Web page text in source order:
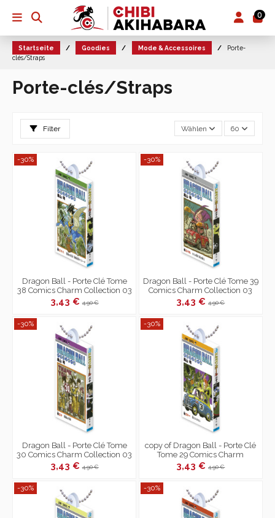
0
Startseite Goodies Mode & Accessoires
Porte-
clés/Straps
Porte-clés/Straps
Filter Wählen 60
-30%
Dragon Ball - Porte Clé Tome
38 Comics Charm Collection 03
3,43 €4,90 €
-30%
Dragon Ball - Porte Clé Tome 39
Comics Charm Collection 03
3,43 €4,90 €
-30%
Dragon Ball - Porte Clé Tome
30 Comics Charm Collection 03
3,43 €4,90 €
-30%
copy of Dragon Ball - Porte Clé
Tome 29 Comics Charm
Collection 03
3,43 €4,90 €
-30% -30%